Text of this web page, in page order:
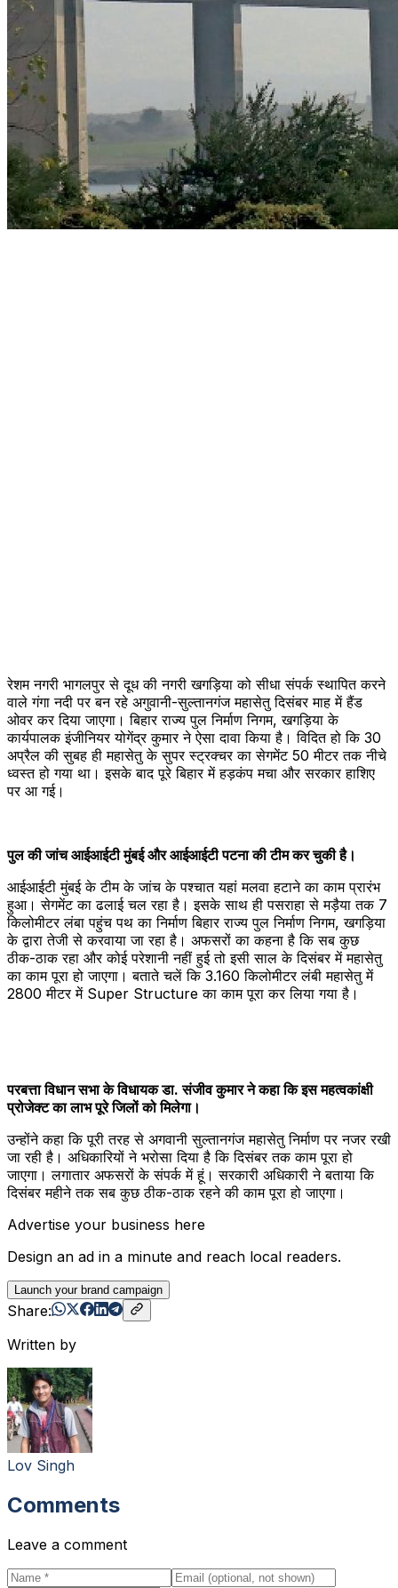
रेशम नगरी भागलपुर से दूध की नगरी खगड़िया को सीधा संपर्क स्थापित करने
वाले गंगा नदी पर बन रहे अगुवानी-सुल्तानगंज महासेतु दिसंबर माह में हैंड
ओवर कर दिया जाएगा। बिहार राज्य पुल निर्माण निगम, खगड़िया के
कार्यपालक इंजीनियर योगेंद्र कुमार ने ऐसा दावा किया है।‌ विदित हो कि 30
अप्रैल की सुबह ही महासेतु के सुपर स्ट्रक्चर का सेगमेंट 50 मीटर तक नीचे
ध्वस्त हो गया था। इसके बाद पूरे बिहार में हड़कंप मचा और सरकार हाशिए
पर आ गई।
पुल की जांच आईआईटी मुंबई और आईआईटी पटना की टीम कर चुकी है।
आईआईटी मुंबई के टीम के जांच के पश्चात यहां मलवा हटाने का काम प्रारंभ
हुआ। सेगमेंट का ढलाई चल रहा है।‌ इसके साथ ही पसराहा से मड़ैया तक 7
किलोमीटर लंबा पहुंच पथ का निर्माण बिहार राज्य पुल निर्माण निगम, खगड़िया
के द्वारा तेजी से करवाया जा रहा है। अफसरों का कहना है कि सब कुछ
ठीक-ठाक रहा और कोई परेशानी नहीं हुई तो इसी साल के दिसंबर में महासेतु
का काम पूरा हो जाएगा। बताते चलें कि 3.160 किलोमीटर लंबी महासेतु में
2800 मीटर में Super Structure का काम पूरा कर लिया गया है।
परबत्ता विधान सभा के विधायक डा. संजीव कुमार ने कहा कि इस महत्वकांक्षी
प्रोजेक्ट का लाभ पूरे जिलों को मिलेगा।
उन्होंने कहा कि पूरी तरह से अगवानी सुल्तानगंज महासेतु निर्माण पर नजर रखी
जा रही है। अधिकारियों ने भरोसा दिया है कि दिसंबर तक काम पूरा हो
जाएगा। लगातार अफसरों के संपर्क में हूं। सरकारी अधिकारी ने बताया कि
दिसंबर महीने तक सब कुछ ठीक-ठाक रहने की काम पूरा हो जाएगा।
Advertise your business here
Design an ad in a minute and reach local readers.
Launch your brand campaign
Share:
Written by
Lov Singh
Comments
Leave a comment